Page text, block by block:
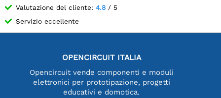
Valutazione del cliente: 4.8 / 5
Servizio eccellente
OPENCIRCUIT ITALIA
Opencircuit vende componenti e moduli
elettronici per prototipazione, progetti
educativi e domotica.